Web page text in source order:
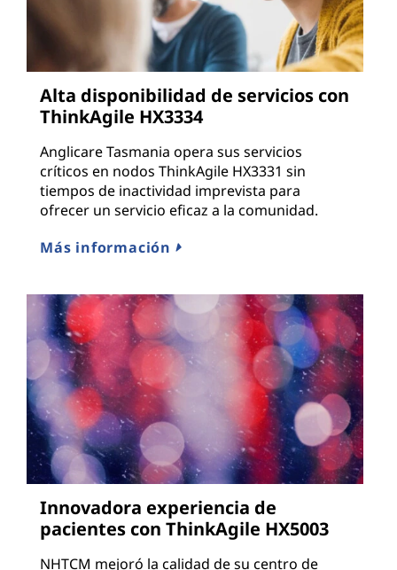
Alta disponibilidad de servicios con
ThinkAgile HX3334
Anglicare Tasmania opera sus servicios
críticos en nodos ThinkAgile HX3331 sin
tiempos de inactividad imprevista para
ofrecer un servicio eficaz a la comunidad.
Más información
Innovadora experiencia de
pacientes con ThinkAgile HX5003
NHTCM mejoró la calidad de su centro de